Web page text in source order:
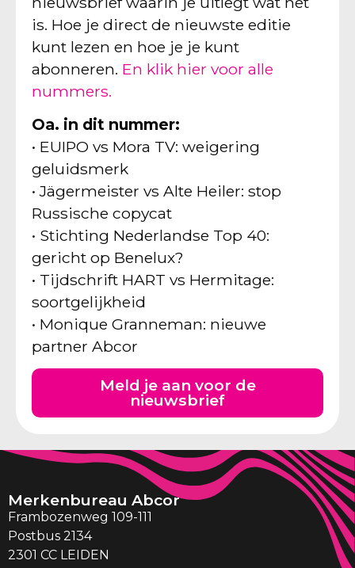
is. Hoe je direct de nieuwste editie
kunt lezen en hoe je je kunt
abonneren. En klik hier voor alle
nummers.
Oa. in dit nummer:
• EUIPO vs Mora TV: weigering
geluidsmerk
• Jägermeister vs Alte Heiler: stop
Russische copycat
• Stichting Nederlandse Top 40:
gericht op Benelux?
• Tijdschrift HART vs Hermitage:
soortgelijkheid
• Monique Granneman: nieuwe
partner Abcor
Meld je aan voor de
nieuwsbrief
Merkenbureau Abcor
Frambozenweg 109-111
Postbus 2134
2301 CC LEIDEN